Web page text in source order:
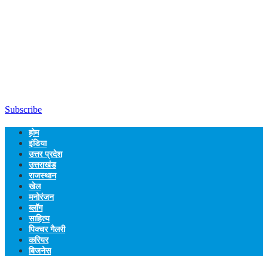
Subscribe
होम
इंडिया
उत्तर प्रदेश
उत्तराखंड
राजस्थान
खेल
मनोरंजन
ब्लॉग
साहित्य
पिक्चर गैलरी
करियर
बिजनेस